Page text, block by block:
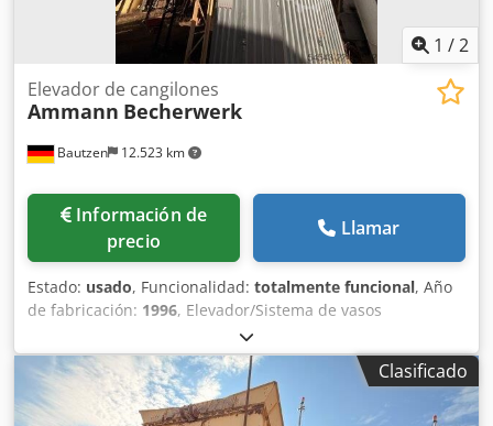
1 /2
Bautzen 12.523 km
Elevador de cangilones
Ammann Becherwerk
Información de
precio
Llamar
Estado: usado, Funcionalidad: totalmente funcional, Año
de fabricación: 1996, Elevador/Sistema de vasos
Aplicación: transporte de material a granel mediante
control remoto Dkedpszq S Daofx Ak Uer Altura: 26 m
Clasificado